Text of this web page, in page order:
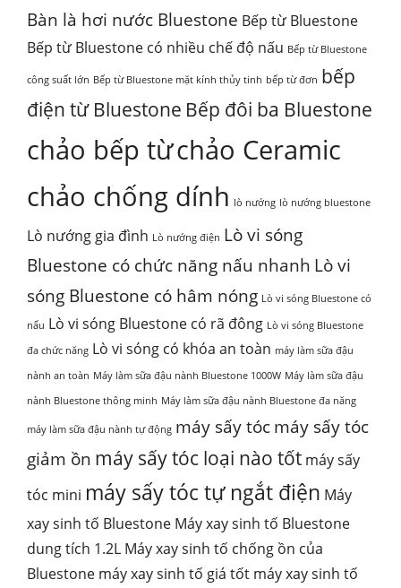
Bàn là hơi nước Bluestone Bếp từ Bluestone
Bếp từ Bluestone có nhiều chế độ nấu Bếp từ Bluestone
công suất lớn Bếp từ Bluestone mặt kính thủy tinh bếp từ đơn bếp
điện từ Bluestone Bếp đôi ba Bluestone
chảo bếp từchảo Ceramic
chảo chống dính lò nướng lò nướng bluestone
Lò nướng gia đình Lò nướng điện Lò vi sóng
Bluestone có chức năng nấu nhanh Lò vi
sóng Bluestone có hâm nóng Lò vi sóng Bluestone có
nấu Lò vi sóng Bluestone có rã đông Lò vi sóng Bluestone
đa chức năng Lò vi sóng có khóa an toàn máy làm sữa đậu
nành an toàn Máy làm sữa đậu nành Bluestone 1000W Máy làm sữa đậu
nành Bluestone thông minh Máy làm sữa đậu nành Bluestone đa năng
máy làm sữa đậu nành tự động máy sấy tócmáy sấy tóc
giảm ồn máy sấy tóc loại nào tốt máy sấy
tóc mini máy sấy tóc tự ngắt điện Máy
xay sinh tố Bluestone Máy xay sinh tố Bluestone
dung tích 1.2L Máy xay sinh tố chống ồn của
Bluestone máy xay sinh tố giá tốt máy xay sinh tố